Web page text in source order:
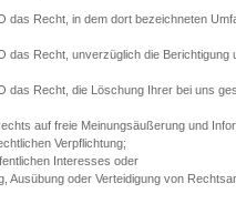
das Recht, in dem dort bezeichneten
das Recht, unverzüglich die
das Recht, die Löschung Ihrer bei uns
auf freie Meinungsäußerung und
Verpflichtung;
Interesses oder
Ausübung oder Verteidigung von